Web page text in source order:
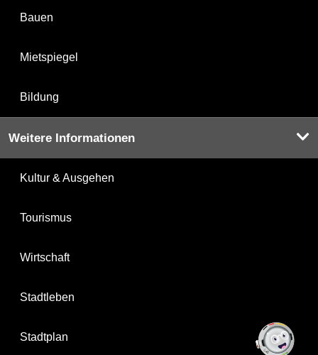
Bauen
Mietspiegel
Bildung
Weitere Informationen
Kultur & Ausgehen
Tourismus
Wirtschaft
Stadtleben
Stadtplan